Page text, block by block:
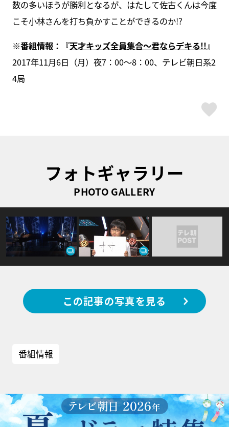
数の多いほうが勝利となるが、はたして佐古くんは今度
こそ小林さんを打ち負かすことができるのか!?
※番組情報：『天才キッズ全員集合～君ならデキる!!』
2017年11月6日（月）夜7：00～8：00、テレビ朝日系2
4局
フォトギャラリー
PHOTO GALLERY
この記事の写真を見る
番組情報